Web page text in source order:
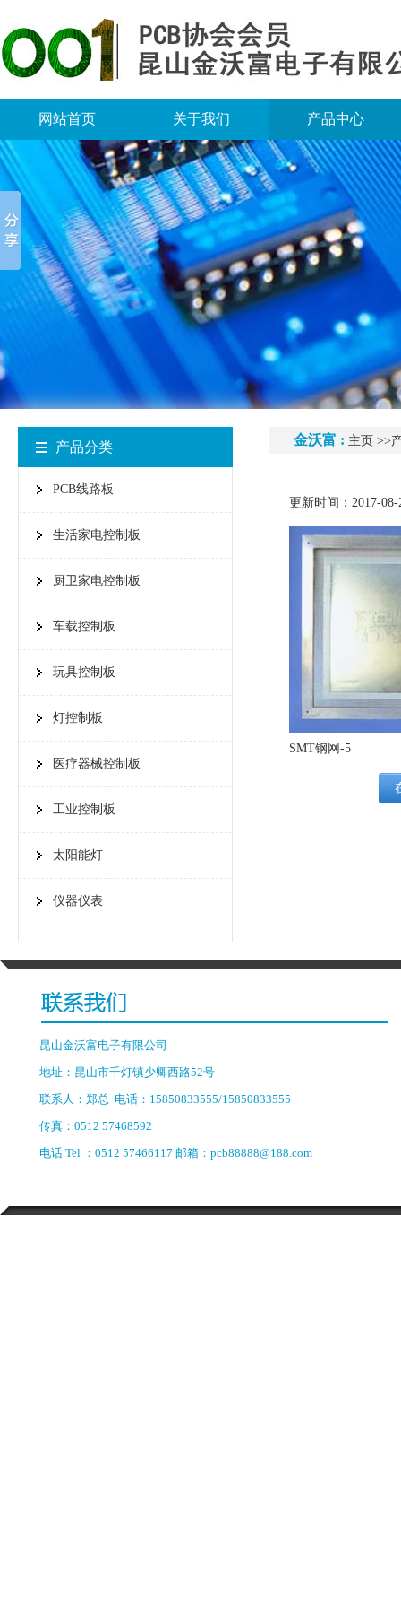
网站首页 关于我们 产品中心
产品分类
PCB线路板
生活家电控制板
厨卫家电控制板
车载控制板
玩具控制板
灯控制板
医疗器械控制板
工业控制板
太阳能灯
仪器仪表
金沃富 : 主页 >>
更新时间：2017-08-
SMT钢网-5
昆山金沃富电子有限公司
地址：昆山市千灯镇少卿西路52号
联系人：郑总 电话：15850833555/15850833555
传真：0512 57468592
电话 Tel ：0512 57466117 邮箱：pcb88888@188.com